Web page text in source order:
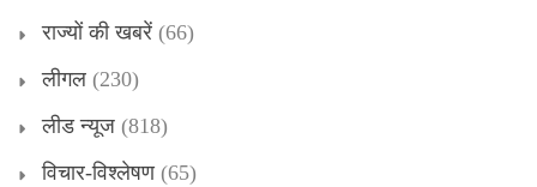
राज्यों की खबरें (66)
लीगल (230)
लीड न्यूज (818)
विचार-विश्लेषण(65)